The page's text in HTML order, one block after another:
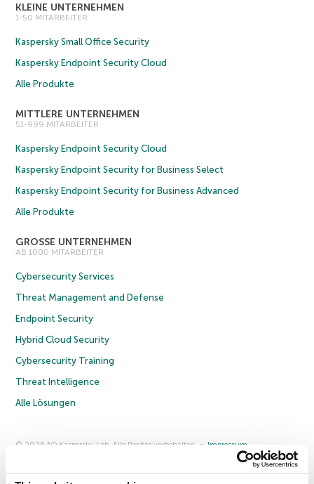
KLEINE UNTERNEHMEN
1-50 MITARBEITER
Kaspersky Small Office Security
Kaspersky Endpoint Security Cloud
Alle Produkte
MITTLERE UNTERNEHMEN
51-999 MITARBEITER
Kaspersky Endpoint Security Cloud
Kaspersky Endpoint Security for Business Select
Kaspersky Endpoint Security for Business Advanced
Alle Produkte
GROSSE UNTERNEHMEN
AB 1000 MITARBEITER
Cybersecurity Services
Threat Management and Defense
Endpoint Security
Hybrid Cloud Security
Cybersecurity Training
Threat Intelligence
Alle Lösungen
© 2026 AO Kaspersky Lab. Alle Rechte vorbehalten.
Impressum
Lizenzvereinbarung B2B
Anmeldung zum Newsletter für B2B-Vertriebspartner